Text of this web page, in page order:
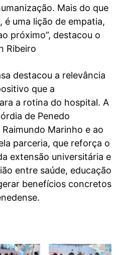
Mais do que
é uma lição de empatia,
próximo”, destacou o
Ribeiro
destacou a relevância
que a
a rotina do hospital. A
de Penedo
Marinho e ao
parceria, que reforça o
extensão universitária e
entre saúde, educação
benefícios concretos